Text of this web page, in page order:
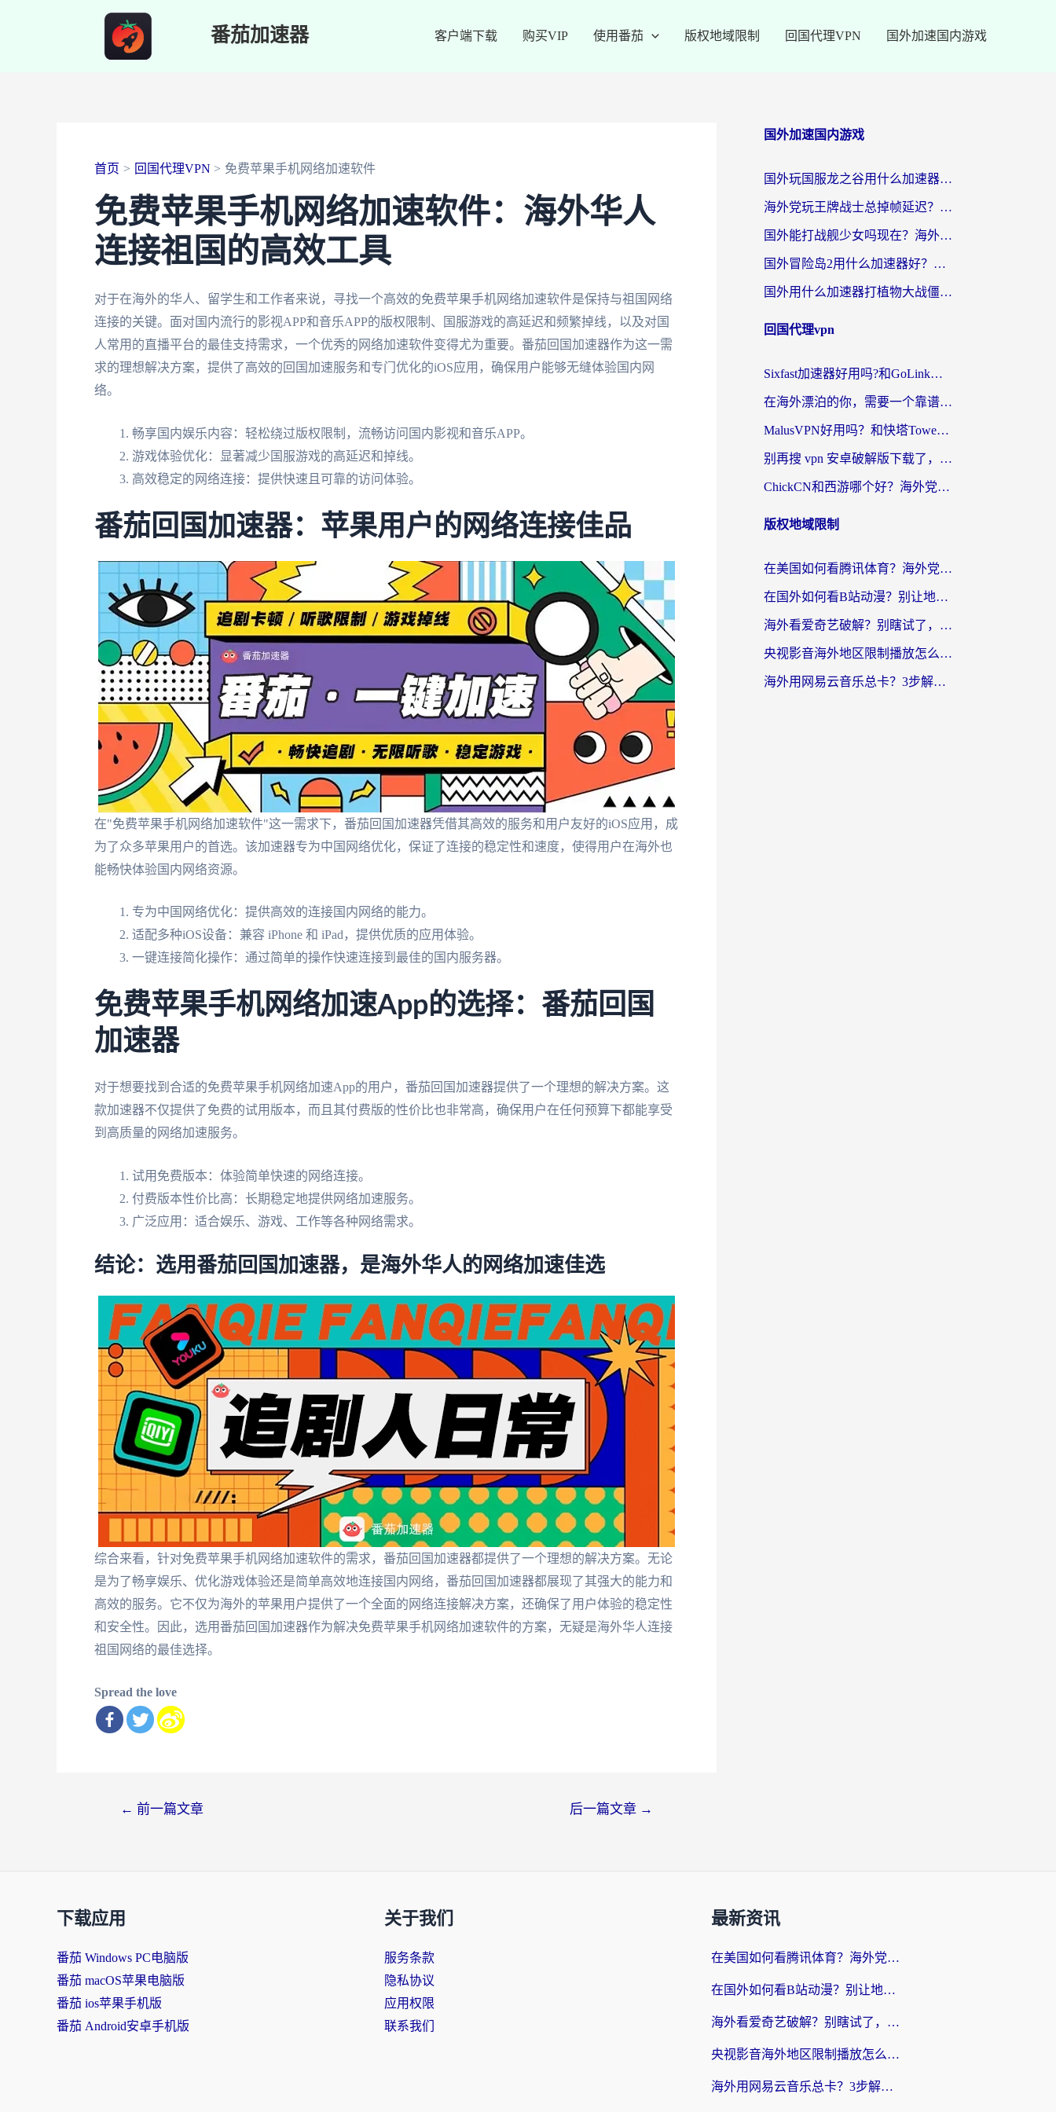
番茄加速器 客户端下载 购买VIP 使用番茄 版权地域限制 回国代理VPN 国外加速国内游戏
首页 回国代理VPN 免费苹果手机网络加速软件
免费苹果手机网络加速软件：海外华人
连接祖国的高效工具
对于在海外的华人、留学生和工作者来说，寻找一个高效的免费苹果手机网络加速软件是保持与祖国网络
连接的关键。面对国内流行的影视APP和音乐APP的版权限制、国服游戏的高延迟和频繁掉线，以及对国
人常用的直播平台的最佳支持需求，一个优秀的网络加速软件变得尤为重要。番茄回国加速器作为这一需
求的理想解决方案，提供了高效的回国加速服务和专门优化的iOS应用，确保用户能够无缝体验国内网
络。
畅享国内娱乐内容：轻松绕过版权限制，流畅访问国内影视和音乐APP。
游戏体验优化：显著减少国服游戏的高延迟和掉线。
高效稳定的网络连接：提供快速且可靠的访问体验。
番茄回国加速器：苹果用户的网络连接佳品
在"免费苹果手机网络加速软件"这一需求下，番茄回国加速器凭借其高效的服务和用户友好的iOS应用，成
为了众多苹果用户的首选。该加速器专为中国网络优化，保证了连接的稳定性和速度，使得用户在海外也
能畅快体验国内网络资源。
专为中国网络优化：提供高效的连接国内网络的能力。
适配多种iOS设备：兼容 iPhone 和 iPad，提供优质的应用体验。
一键连接简化操作：通过简单的操作快速连接到最佳的国内服务器。
免费苹果手机网络加速App的选择：番茄回国
加速器
对于想要找到合适的免费苹果手机网络加速App的用户，番茄回国加速器提供了一个理想的解决方案。这
款加速器不仅提供了免费的试用版本，而且其付费版的性价比也非常高，确保用户在任何预算下都能享受
到高质量的网络加速服务。
试用免费版本：体验简单快速的网络连接。
付费版本性价比高：长期稳定地提供网络加速服务。
广泛应用：适合娱乐、游戏、工作等各种网络需求。
结论：选用番茄回国加速器，是海外华人的网络加速佳选
综合来看，针对免费苹果手机网络加速软件的需求，番茄回国加速器都提供了一个理想的解决方案。无论
是为了畅享娱乐、优化游戏体验还是简单高效地连接国内网络，番茄回国加速器都展现了其强大的能力和
高效的服务。它不仅为海外的苹果用户提供了一个全面的网络连接解决方案，还确保了用户体验的稳定性
和安全性。因此，选用番茄回国加速器作为解决免费苹果手机网络加速软件的方案，无疑是海外华人连接
祖国网络的最佳选择。
Spread the love
← 前一篇文章 后一篇文章 →
国外加速国内游戏
国外玩国服龙之谷用什么加速器最好？一份给海外游子的终极指南
海外党玩王牌战士总掉帧延迟？这份王牌战士延迟加速器终极指南救你命
国外能打战舰少女吗现在？海外玩家的国服游戏加速终极指南
国外冒险岛2用什么加速器好？海外党国服游戏畅玩全攻略（附鸣潮哈利波特加速技巧）
国外用什么加速器打植物大战僵尸好？海外党国服游戏加速终极指南
回国代理vpn
Sixfast加速器好用吗?和GoLink加速器对比哪个回国效果更好?海外党亲测实用指南
在海外漂泊的你，需要一个靠谱的“回国机场”
MalusVPN好用吗？和快塔TowerFastVPN对比哪个回国效果更好？海外党亲测实用指南
别再搜 vpn 安卓破解版下载了，海外党回国上网的正确姿势在这里
ChickCN和西游哪个好？海外党2026亲测回国加速器选择指南（附expressvpn中国对比）
版权地域限制
在美国如何看腾讯体育？海外党解锁NBA欧洲杯直播的终极攻略
在国外如何看B站动漫？别让地区限制打断你的追番节奏
海外看爱奇艺破解？别瞎试了，这才是留学生华人追剧看球的正确打开方式
央视影音海外地区限制播放怎么办？海外党亲测有效的回国加速指南
海外用网易云音乐总卡？3步解决版权限制+卡顿，还能听喜马拉雅！
下载应用
番茄 Windows PC电脑版
番茄 macOS苹果电脑版
番茄 ios苹果手机版
番茄 Android安卓手机版
关于我们
服务条款
隐私协议
应用权限
联系我们
最新资讯
在美国如何看腾讯体育？海外党解锁NBA欧洲杯直播的终极攻略
在国外如何看B站动漫？别让地区限制打断你的追番节奏
海外看爱奇艺破解？别瞎试了，这才是留学生华人追剧看球的正确打开方式
央视影音海外地区限制播放怎么办？海外党亲测有效的回国加速指南
海外用网易云音乐总卡？3步解决版权限制+卡顿，还能听喜马拉雅！